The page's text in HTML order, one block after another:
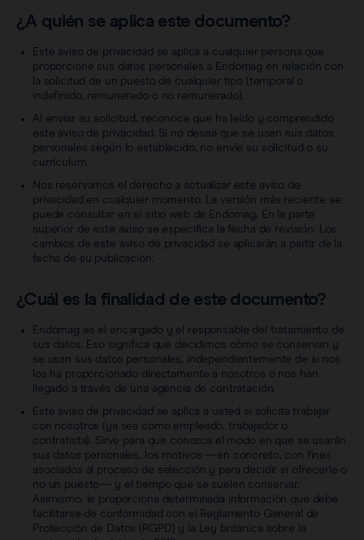
Trabaje con nosotros
¿A quién se aplica este documento?
Este aviso de privacidad se aplica a cualquier persona que
proporcione sus datos personales a Endomag en relación con
la solicitud de un puesto de cualquier tipo (temporal o
indefinido, remunerado o no remunerado).
Al enviar su solicitud, reconoce que ha leído y comprendido
este aviso de privacidad. Si no desea que se usen sus datos
personales según lo establecido, no envíe su solicitud o su
currículum.
Nos reservamos el derecho a actualizar este aviso de
privacidad en cualquier momento. La versión más reciente se
puede consultar en el sitio web de Endomag. En la parte
superior de este aviso se especifica la fecha de revisión. Los
cambios de este aviso de privacidad se aplicarán a partir de la
fecha de su publicación.
¿Cuál es la finalidad de este documento?
Endomag es el encargado y el responsable del tratamiento de
sus datos. Eso significa que decidimos cómo se conservan y
se usan sus datos personales, independientemente de si nos
los ha proporcionado directamente a nosotros o nos han
llegado a través de una agencia de contratación.
Este aviso de privacidad se aplica a usted si solicita trabajar
con nosotros (ya sea como empleado, trabajador o
contratista). Sirve para que conozca el modo en que se usarán
sus datos personales, los motivos —en concreto, con fines
asociados al proceso de selección y para decidir si ofrecerle o
no un puesto— y el tiempo que se suelen conservar.
Asimismo, le proporciona determinada información que debe
facilitarse de conformidad con el Reglamento General de
Protección de Datos (RGPD) y la Ley británica sobre la